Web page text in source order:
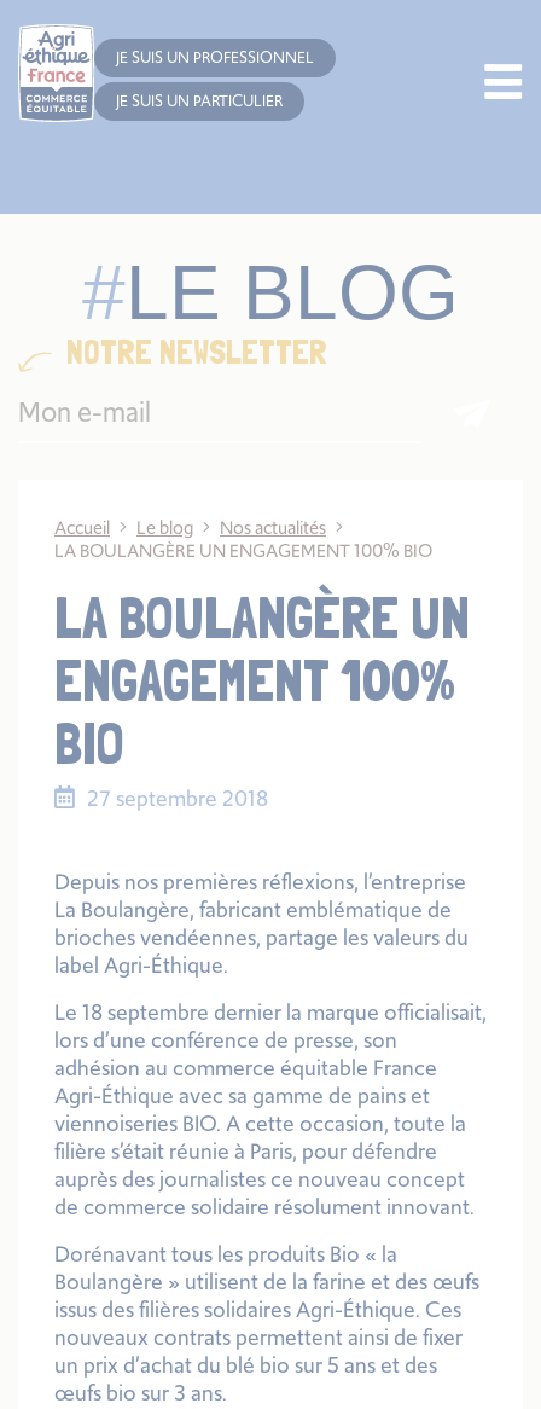
JE SUIS UN PROFESSIONNEL
JE SUIS UN PARTICULIER
LE BLOG
NOTRE NEWSLETTER
Accueil Le blog
Nos actualités
LA BOULANGÈRE UN ENGAGEMENT 100% BIO
LA BOULANGÈRE UN
ENGAGEMENT 100%
BIO
27 septembre 2018
Depuis nos premières réflexions, l’entreprise
La Boulangère, fabricant emblématique de
brioches vendéennes, partage les valeurs du
label Agri-Éthique.
Le 18 septembre dernier la marque officialisait,
lors d’une conférence de presse, son
adhésion au commerce équitable France
Agri-Éthique avec sa gamme de pains et
viennoiseries BIO. A cette occasion, toute la
filière s’était réunie à Paris, pour défendre
auprès des journalistes ce nouveau concept
de commerce solidaire résolument innovant.
Dorénavant tous les produits Bio « la
Boulangère » utilisent de la farine et des œufs
issus des filières solidaires Agri-Éthique. Ces
nouveaux contrats permettent ainsi de fixer
un prix d’achat du blé bio sur 5 ans et des
œufs bio sur 3 ans.